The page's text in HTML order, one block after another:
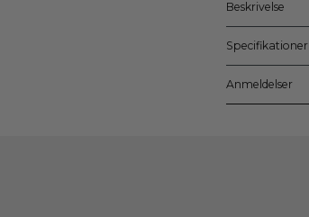
Beskrivelse
Specifikationer
Anmeldelser